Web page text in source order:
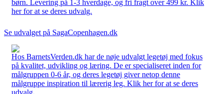
børn. Levering på 1-3 hverdage, og fri fragt over 499 kr. Klik
her for at se deres udvalg.
Se udvalget på SagaCopenhagen.dk
Hos BarnetsVerden.dk har de nøje udvalgt legetøj med fokus
på kvalitet, udvikling og læring. De er specialiseret inden for
målgruppen 0-6 år, og deres legetøj giver netop denne
målgruppe inspiration til lærerig leg. Klik her for at se deres
udvalg.